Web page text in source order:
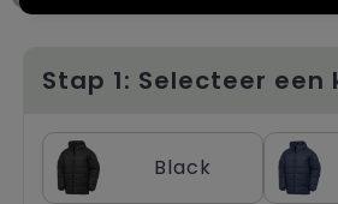
Trolleys
Stap 1: Selecteer een
Black